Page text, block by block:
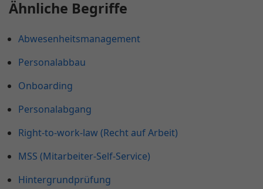
Ähnliche Begriffe
Abwesenheitsmanagement
Personalabbau
Onboarding
Personalabgang
Right-to-work-law (Recht auf Arbeit)
MSS (Mitarbeiter-Self-Service)
Hintergrundprüfung